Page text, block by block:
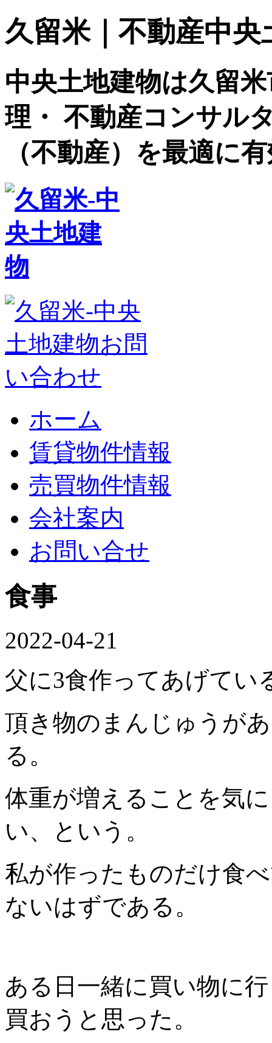
久留米｜不動産中
中央土地建物は久留
理・ 不動産コンサル
（不動産）を最適に
ホーム
賃貸物件情報
売買物件情報
会社案内
お問い合せ
食事
2022-04-21
父に3食作ってあげてい
頂き物のまんじゅうが
る。
体重が増えることを気
い、という。
私が作ったものだけ食
ないはずである。
ある日一緒に買い物に
買おうと思った。